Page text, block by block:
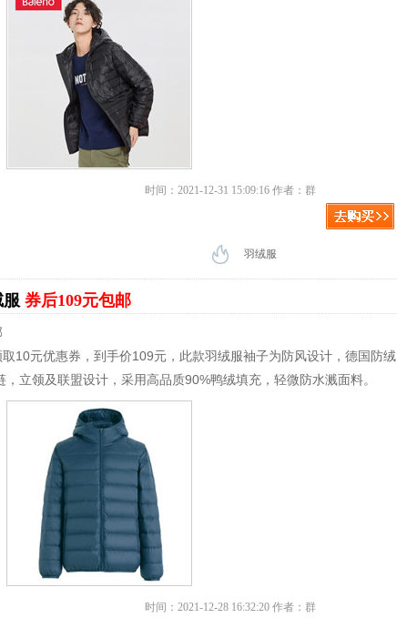
时间：2021-12-31 15:09:16 作者：群
羽绒服
服 券后109元包邮
10元优惠券，到手价109元，此款羽绒服袖子为防风设计，德国防绒
立领及联盟设计，采用高品质90%鸭绒填充，轻微防水溅面料。
时间：2021-12-28 16:32:20 作者：群